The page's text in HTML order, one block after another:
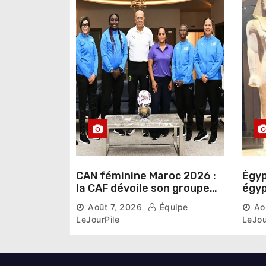
r
t
i
c
l
e
CAN féminine Maroc 2026 :
la CAF dévoile son groupe
d’experts chargé d’analyser
la compétition
Août 7, 2026
Équipe
LeJourPile
une